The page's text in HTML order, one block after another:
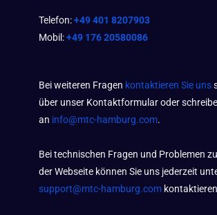
Telefon:+49 401 8207903
Mobil:+49 176 20580086
Bei weiteren Fragen kontaktieren Sie uns
über unser Kontaktformular oder
an info@mtc-hamburg.com.
Bei technischen Fragen und Problemen
der Webseite können Sie uns jederzeit
support@mtc-hamburg.com